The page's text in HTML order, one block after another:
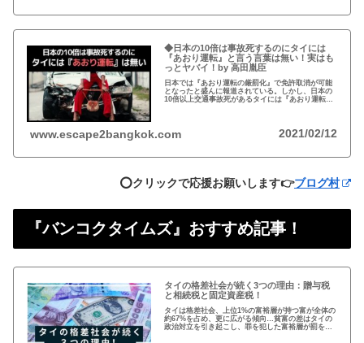
◆日本の10倍は事故死するのにタイには
『あおり運転』と言う言葉は無い！実はも
っとヤバイ！by 高田胤臣
日本では『あおり運転の厳罰化』で免許取消が可能
となったと盛んに報道されている。しかし、日本の
10倍以上交通事故死があるタイには『あおり運転』
www.escape2bangkok.com 2021/02/12
⭕️クリックで応援お願いします👉ブログ村
『バンコクタイムズ』おすすめ記事！
タイの格差社会が続く3つの理由：贈与税
と相続税と固定資産税！
タイは格差社会、上位1%の富裕層が持つ富が全体の
約67%を占め、更に広がる傾向…貧富の差はタイの
政治対立を引き起こし、罪を犯した富裕層が罰を免